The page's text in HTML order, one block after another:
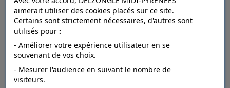
FICHE TECHNIQUE
Dépose arrachable à sec.
aimerait utiliser des cookies placés sur ce site.
Certains sont strictement nécessaires, d'autres sont
utilisés pour :
- Améliorer votre expérience utilisateur en se
souvenant de vos choix.
- Mesurer l'audience en suivant le nombre de
visiteurs.